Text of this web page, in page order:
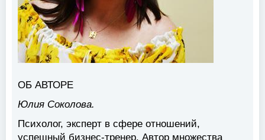
ОБ АВТОРЕ
Юлия Соколова.
Психолог, эксперт в сфере отношений,
успешный бизнес-тренер. Автор множества